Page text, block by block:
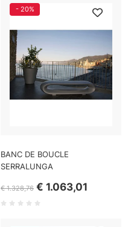
- 20%
BANC DE BOUCLE
SERRALUNGA
€ 1.328,76 € 1.063,01